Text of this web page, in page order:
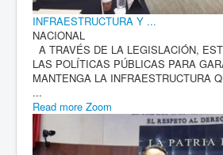
INFRAESTRUCTURA Y ...
NACIONAL
A TRAVÉS DE LA LEGISLACIÓN,
LAS POLÍTICAS PÚBLICAS PARA
MANTENGA LA INFRAESTRUCTURA
...
Read more Zoom